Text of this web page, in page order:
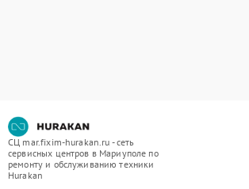
СЦ mar.fixim-hurakan.ru - сеть
сервисных центров в Мариуполе по
ремонту и обслуживанию техники
Hurakan